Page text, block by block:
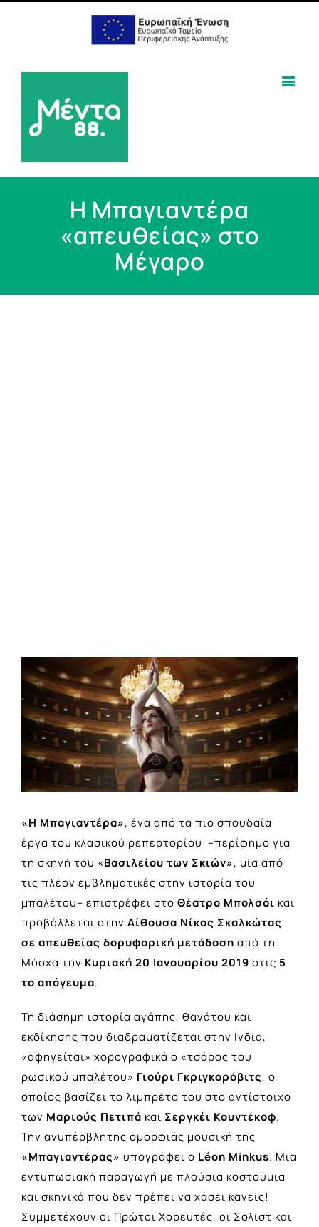
Η Μπαγιαντέρα
«απευθείας» στο
Μέγαρο
View
Larger
Image
«Η Μπαγιαντέρα», ένα από τα πιο σπουδαία
έργα του κλασικού ρεπερτορίου –περίφημο για
τη σκηνή του «Βασιλείου των Σκιών», μία από
τις πλέον εμβληματικές στην ιστορία του
μπαλέτου– επιστρέφει στο Θέατρο Μπολσόι και
προβάλλεται στην Αίθουσα Νίκος Σκαλκώτας
σε απευθείας δορυφορική μετάδοση από τη
Μόσχα την Κυριακή 20 Ιανουαρίου 2019 στις 5
το απόγευμα.
Τη διάσημη ιστορία αγάπης, θανάτου και
εκδίκησης που διαδραματίζεται στην Ινδία,
«αφηγείται» χορογραφικά ο «τσάρος του
ρωσικού μπαλέτου» Γιούρι Γκριγκορόβιτς, ο
οποίος βασίζει το λιμπρέτο του στο αντίστοιχο
των Μαριούς Πετιπά και Σεργκέι Κουντέκοφ.
Την ανυπέρβλητης ομορφιάς μουσική της
«Μπαγιαντέρας» υπογράφει ο Léon Minkus. Μια
εντυπωσιακή παραγωγή με πλούσια κοστούμια
και σκηνικά που δεν πρέπει να χάσει κανείς!
Συμμετέχουν οι Πρώτοι Χορευτές, οι Σολίστ και